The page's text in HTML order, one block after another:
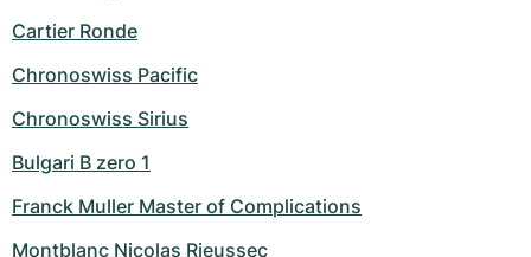
Cartier Ronde
Chronoswiss Pacific
Chronoswiss Sirius
Bulgari B zero 1
Franck Muller Master of Complications
Montblanc Nicolas Rieussec